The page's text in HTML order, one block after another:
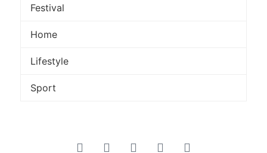
Festival
Home
Lifestyle
Sport